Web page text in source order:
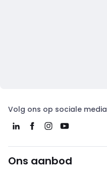
Volg ons op sociale media
Ons aanbod